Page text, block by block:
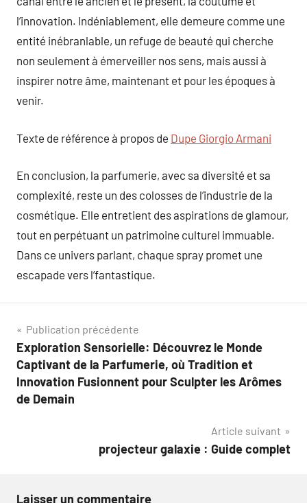
l’innovation. Indéniablement, elle demeure comme une
entité inébranlable, un refuge de beauté qui cherche
non seulement à émerveiller nos sens, mais aussi à
inspirer notre âme, maintenant et pour les époques à
venir.
Texte de référence à propos de Dupe Giorgio Armani
En conclusion, la parfumerie, avec sa diversité et sa
complexité, reste un des colosses de l’industrie de la
cosmétique. Elle entretient des aspirations de glamour,
tout en perpétuant un patrimoine culturel immuable.
Dans ce univers parlant, chaque spray promet une
escapade vers l’fantastique.
Navigation
de
l’article
Publication précédente
Exploration Sensorielle: Découvrez le Monde
Captivant de la Parfumerie, où Tradition et
Innovation Fusionnent pour Sculpter les Arômes
de Demain
Article suivant
projecteur galaxie : Guide complet
Laisser un commentaire